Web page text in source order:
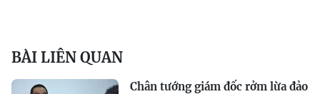
BÀI LIÊN QUAN
Chân tướng giám đốc rởm lừa đảo